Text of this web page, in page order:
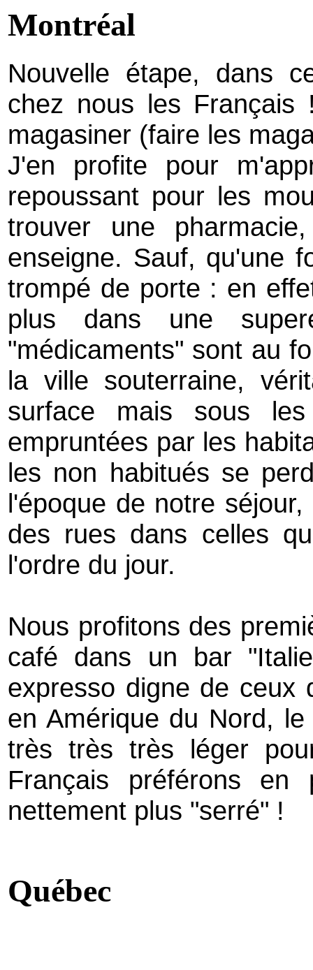
Montréal
Nouvelle étape, dans
chez nous les Français
magasiner (faire les
J'en profite pour
repoussant pour les
trouver une
enseigne. Sauf, qu'une
trompé de porte : en
plus dans une
"médicaments" sont au
la ville souterraine,
surface mais sous
empruntées par les
les non habitués se
l'époque de notre
des rues dans celles
l'ordre du jour.
Nous profitons des
café dans un bar
expresso digne de ceux
en Amérique du Nord,
très très très léger
Français préférons
nettement plus "serré" !
Québec